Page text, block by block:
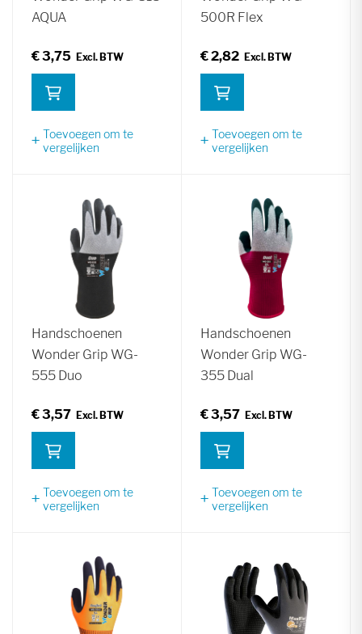
AQUA
€ 3,75
Toevoegen om te
vergelijken
500R Flex
€ 2,82
Toevoegen om te
vergelijken
Handschoenen
Wonder Grip WG-
555 Duo
€ 3,57
Toevoegen om te
vergelijken
Handschoenen
Wonder Grip WG-
355 Dual
€ 3,57
Toevoegen om te
vergelijken